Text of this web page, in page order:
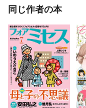
同じ作者の本